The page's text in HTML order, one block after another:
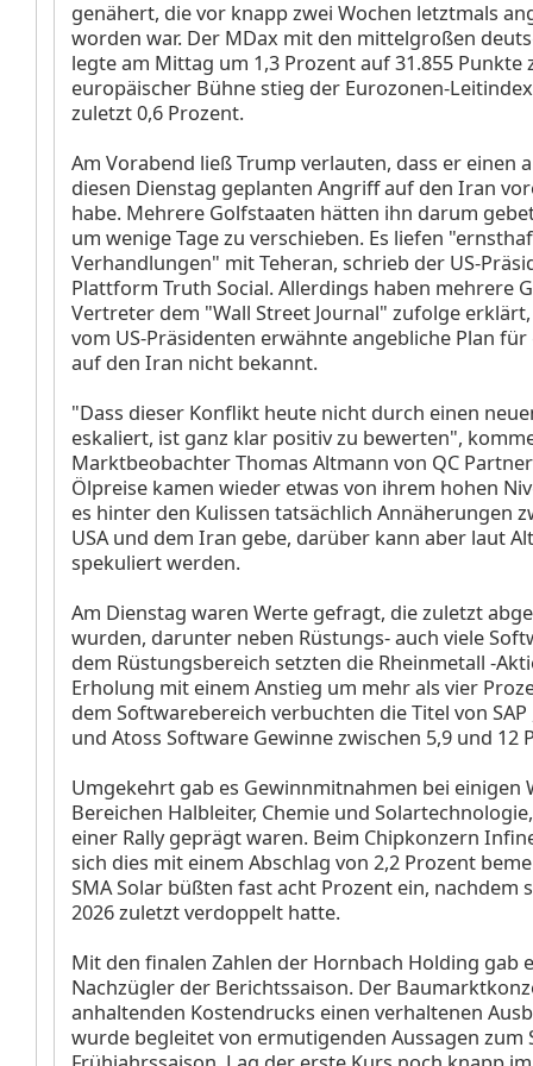
genähert, die vor knapp zwei Wochen letztmals
worden war. Der MDax mit den mittelgroßen
legte am Mittag um 1,3 Prozent auf 31.855 Punkte
europäischer Bühne stieg der Eurozonen-
zuletzt 0,6 Prozent.
Am Vorabend ließ Trump verlauten, dass er einen
diesen Dienstag geplanten Angriff auf den Iran
habe. Mehrere Golfstaaten hätten ihn darum
um wenige Tage zu verschieben. Es liefen
Verhandlungen" mit Teheran, schrieb der US-
Plattform Truth Social. Allerdings haben mehrere
Vertreter dem "Wall Street Journal" zufolge
vom US-Präsidenten erwähnte angebliche Plan
auf den Iran nicht bekannt.
"Dass dieser Konflikt heute nicht durch einen
eskaliert, ist ganz klar positiv zu bewerten",
Marktbeobachter Thomas Altmann von QC
Ölpreise kamen wieder etwas von ihrem hohen
es hinter den Kulissen tatsächlich Annäherungen
USA und dem Iran gebe, darüber kann aber laut
spekuliert werden.
Am Dienstag waren Werte gefragt, die zuletzt
wurden, darunter neben Rüstungs- auch viele
dem Rüstungsbereich setzten die Rheinmetall -
Erholung mit einem Anstieg um mehr als vier
dem Softwarebereich verbuchten die Titel von SAP
und Atoss Software Gewinne zwischen 5,9 und 12
Umgekehrt gab es Gewinnmitnahmen bei einigen
Bereichen Halbleiter, Chemie und
einer Rally geprägt waren. Beim Chipkonzern
sich dies mit einem Abschlag von 2,2 Prozent
SMA Solar büßten fast acht Prozent ein, nachdem
2026 zuletzt verdoppelt hatte.
Mit den finalen Zahlen der Hornbach Holding gab
Nachzügler der Berichtssaison. Der
anhaltenden Kostendrucks einen verhaltenen
wurde begleitet von ermutigenden Aussagen zum